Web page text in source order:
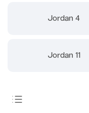
Jordan 4
Jordan 11